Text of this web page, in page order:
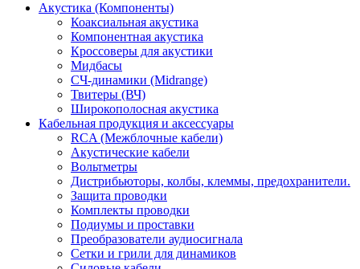
Акустика (Компоненты)
Коаксиальная акустика
Компонентная акустика
Кроссоверы для акустики
Мидбасы
СЧ-динамики (Midrange)
Твитеры (ВЧ)
Широкополосная акустика
Кабельная продукция и аксессуары
RCA (Межблочные кабели)
Акустические кабели
Вольтметры
Дистрибьюторы, колбы, клеммы, предохранители.
Защита проводки
Комплекты проводки
Подиумы и проставки
Преобразователи аудиосигнала
Сетки и грили для динамиков